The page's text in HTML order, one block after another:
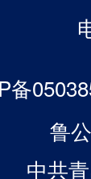
备
鲁
中共